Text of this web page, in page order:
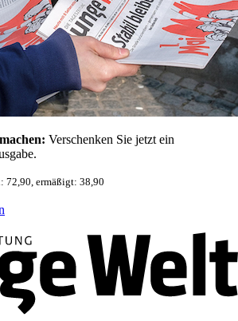
Verschenken Sie jetzt ein
72,90, ermäßigt: 38,90